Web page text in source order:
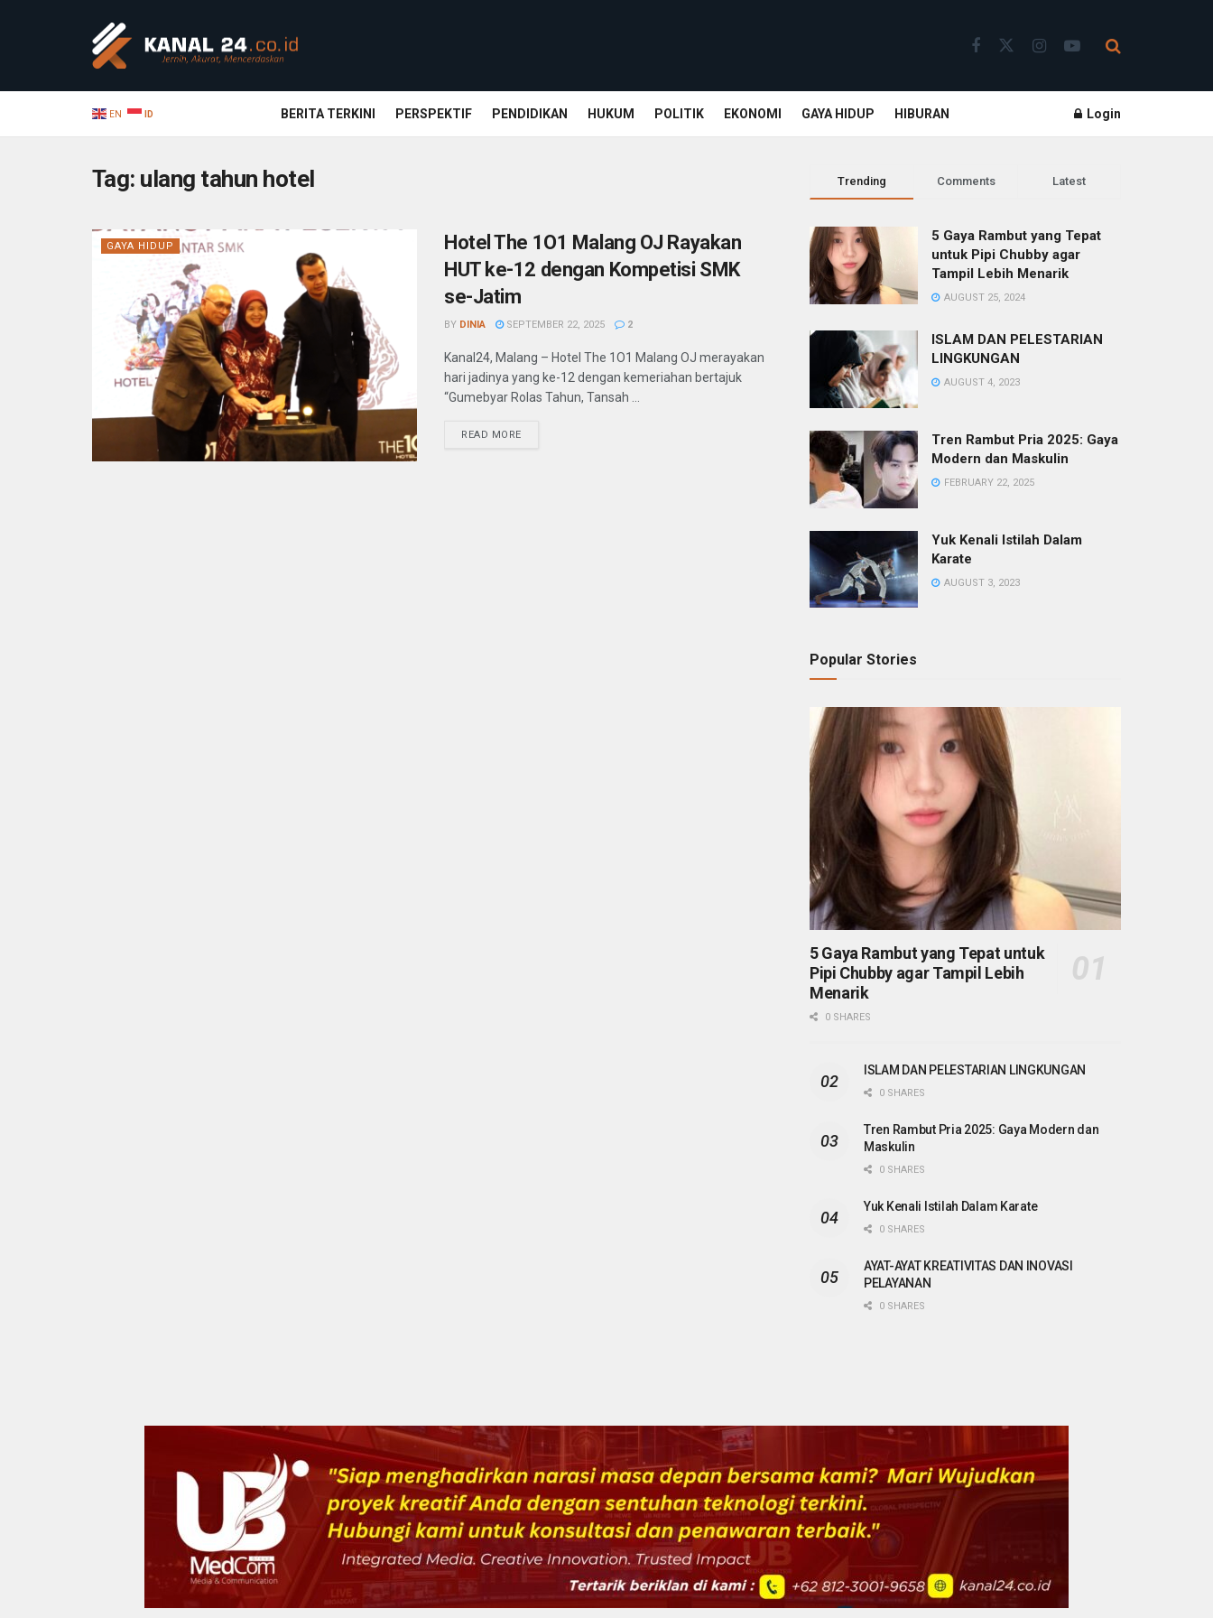
EN ID BERITA TERKINI PERSPEKTIF PENDIDIKAN HUKUM POLITIK EKONOMI GAYA HIDUP HIBURAN Login
Tag: ulang tahun hotel
GAYA HIDUP
Hotel The 1O1 Malang OJ Rayakan
HUT ke-12 dengan Kompetisi SMK
se-Jatim
BY DINIA SEPTEMBER 22, 2025 2
Kanal24, Malang – Hotel The 1O1 Malang OJ merayakan
hari jadinya yang ke-12 dengan kemeriahan bertajuk
“Gumebyar Rolas Tahun, Tansah ...
READ MORE
Trending Comments Latest
5 Gaya Rambut yang Tepat
untuk Pipi Chubby agar
Tampil Lebih Menarik
AUGUST 25, 2024
ISLAM DAN PELESTARIAN
LINGKUNGAN
AUGUST 4, 2023
Tren Rambut Pria 2025: Gaya
Modern dan Maskulin
FEBRUARY 22, 2025
Yuk Kenali Istilah Dalam
Karate
AUGUST 3, 2023
Popular Stories
5 Gaya Rambut yang Tepat untuk
Pipi Chubby agar Tampil Lebih
Menarik
0 SHARES
ISLAM DAN PELESTARIAN LINGKUNGAN
0 SHARES
Tren Rambut Pria 2025: Gaya Modern dan
Maskulin
0 SHARES
Yuk Kenali Istilah Dalam Karate
0 SHARES
AYAT-AYAT KREATIVITAS DAN INOVASI
PELAYANAN
0 SHARES